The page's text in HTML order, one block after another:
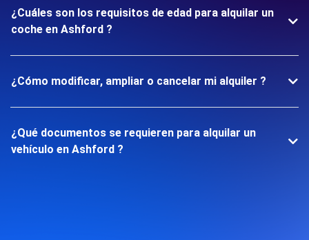
¿Cuáles son los requisitos de edad para alquilar un
coche en Ashford ?
¿Cómo modificar, ampliar o cancelar mi alquiler ?
¿Qué documentos se requieren para alquilar un
vehículo en Ashford ?